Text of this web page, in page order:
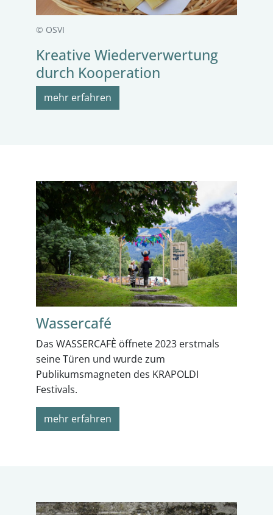
© OSVI
Kreative Wiederverwertung
durch Kooperation
mehr erfahren
Wassercafé
Das WASSERCAFÈ öffnete 2023 erstmals
seine Türen und wurde zum
Publikumsmagneten des KRAPOLDI
Festivals.
mehr erfahren